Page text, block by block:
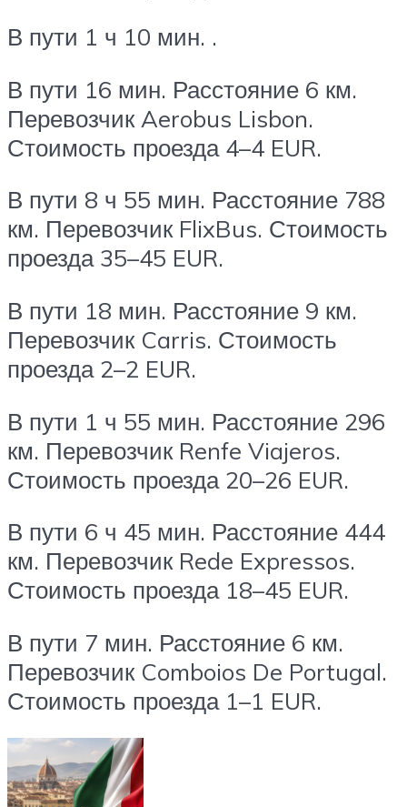
В пути 1 ч 10 мин. .
В пути 16 мин. Расстояние 6 км.
Перевозчик Aerobus Lisbon.
Стоимость проезда 4–4 EUR.
В пути 8 ч 55 мин. Расстояние 788
км. Перевозчик FlixBus. Стоимость
проезда 35–45 EUR.
В пути 18 мин. Расстояние 9 км.
Перевозчик Carris. Стоимость
проезда 2–2 EUR.
В пути 1 ч 55 мин. Расстояние 296
км. Перевозчик Renfe Viajeros.
Стоимость проезда 20–26 EUR.
В пути 6 ч 45 мин. Расстояние 444
км. Перевозчик Rede Expressos.
Стоимость проезда 18–45 EUR.
В пути 7 мин. Расстояние 6 км.
Перевозчик Comboios De Portugal.
Стоимость проезда 1–1 EUR.